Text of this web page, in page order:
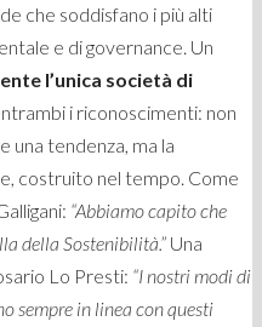
che soddisfano i più alti
e di governance. Un
l’unica società di
i riconoscimenti: non
una tendenza, ma la
costruito nel tempo. Come
“Abbiamo capito che
della Sostenibilità.” Una
Lo Presti: “I nostri modi di
sempre in linea con questi